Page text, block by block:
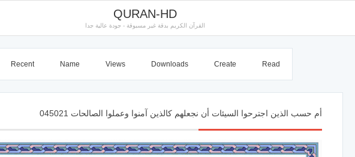
QURAN-HD
القرآن الكريم بدقة غير مسبوقة - جودة عالية جدا
Recent Name Views Downloads Create Read
أم حسب الذين اجترحوا السيئات أن نجعلهم كالذين آمنوا وعملوا الصالحات 045021